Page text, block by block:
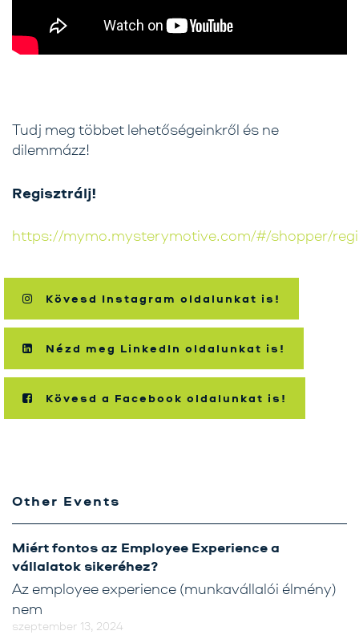
Tudj meg többet lehetőségeinkről és ne
dilemmázz!
Regisztrálj!
https://mymo.mysterymotive.com/#/shopper/
Kövesd Instagram oldalunkat is!
Nézd meg LinkedIn oldalunkat is!
Kövesd a Facebook oldalunkat is!
Other Events
Miért fontos az Employee Experience a
vállalatok sikeréhez?
szeptember 13, 2024
Az employee experience (munkavállalói élmény)
nem